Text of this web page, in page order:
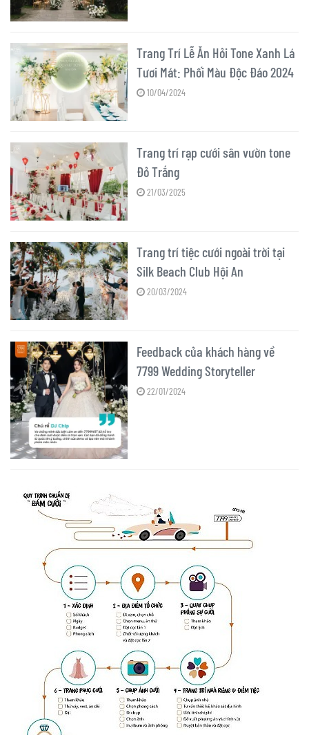
Trang Trí Lễ Ăn Hỏi Tone Xanh Lá
Tươi Mát: Phối Màu Độc Đáo 2024
10/04/2024
Trang trí rạp cưới sân vườn tone
Đỏ Trắng
21/03/2025
Trang trí tiệc cưới ngoài trời tại
Silk Beach Club Hội An
20/03/2024
Feedback của khách hàng về
7799 Wedding Storyteller
22/01/2024